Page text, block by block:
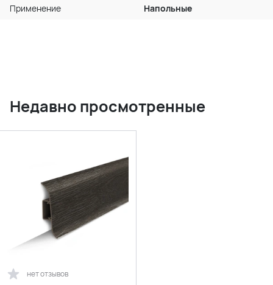
Применение Напольные
Недавно просмотренные
нет отзывов